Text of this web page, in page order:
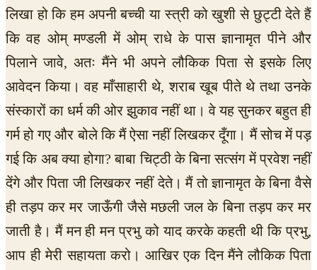
लिखा हो कि हम अपनी बच्ची या स्त्री को खुशी से छुट्टी देते हैं
कि वह ओम् मण्डली में ओम् राधे के पास ज्ञानामृत पीने और
पिलाने जावे, अतः मैंने भी अपने लौकिक पिता से इसके लिए
आवेदन किया। वह माँसाहारी थे, शराब खूब पीते थे तथा उनके
संस्कारों का धर्म की ओर झुकाव नहीं था। वे यह सुनकर बहुत ही
गर्म हो गए और बोले कि मैं ऐसा नहीं लिखकर दूँगा। मैं सोच में पड़
गई कि अब क्या होगा? बाबा चिट्ठी के बिना सत्संग में प्रवेश नहीं
देंगे और पिता जी लिखकर नहीं देते। मैं तो ज्ञानामृत के बिना वैसे
ही तड़प कर मर जाऊँगी जैसे मछली जल के बिना तड़प कर मर
जाती है। मैं मन ही मन प्रभु को याद करके कहती थी कि प्रभु,
आप ही मेरी सहायता करो। आखिर एक दिन मैंने लौकिक पिता